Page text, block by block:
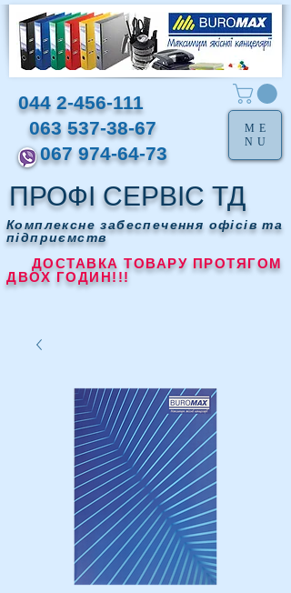
ПРОФІ СЕРВІС ТД
Комплексне забеспечення офісів та
підприємств
ДОСТАВКА ТОВАРУ ПРОТЯГОМ
ДВОХ ГОДИН!!!
044 2-456-111
063 537-38-67
067 974-64-73
ME
NU